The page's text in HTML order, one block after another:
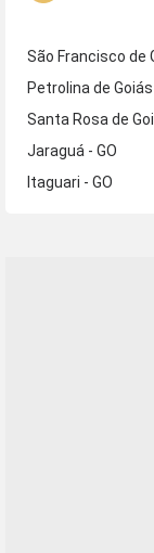
São Francisco de
Petrolina de Goiás
Santa Rosa de
Jaraguá - GO
Itaguari - GO